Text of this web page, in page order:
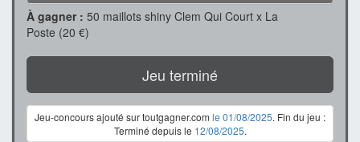
À gagner : 50 maillots shiny Clem Qui Court x La
Poste (20 €)
Jeu terminé
Jeu-concours ajouté sur toutgagner.com le 01/08/2025. Fin du jeu :
Terminé depuis le 12/08/2025.